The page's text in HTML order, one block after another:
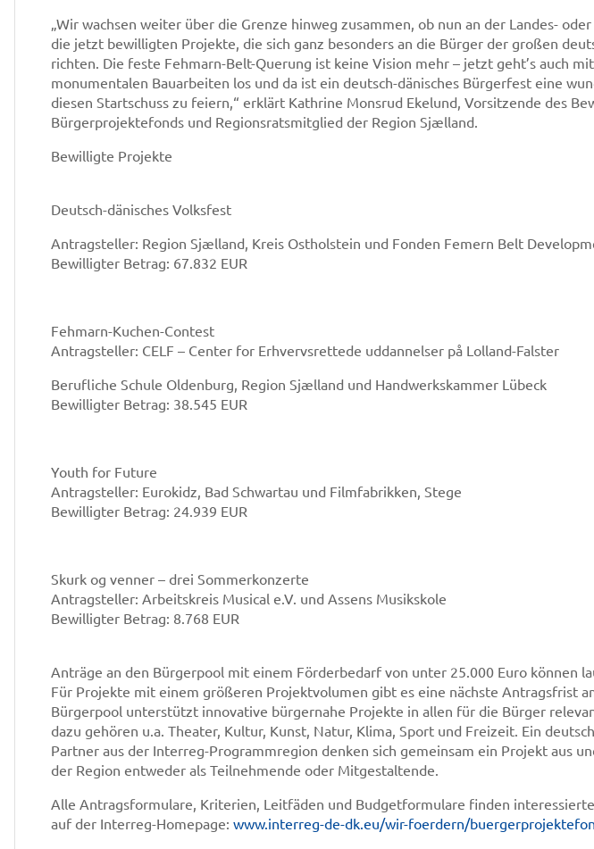
„Wir wachsen weiter über die Grenze hinweg zusammen, ob nun an der Landes-
die jetzt bewilligten Projekte, die sich ganz besonders an die Bürger der großen
richten. Die feste Fehmarn-Belt-Querung ist keine Vision mehr – jetzt geht’s auch
monumentalen Bauarbeiten los und da ist ein deutsch-dänisches Bürgerfest eine
diesen Startschuss zu feiern,“ erklärt Kathrine Monsrud Ekelund, Vorsitzende des
Bürgerprojektefonds und Regionsratsmitglied der Region Sjælland.
Bewilligte Projekte
Deutsch-dänisches Volksfest
Antragsteller: Region Sjælland, Kreis Ostholstein und Fonden Femern Belt
Bewilligter Betrag: 67.832 EUR
Fehmarn-Kuchen-Contest
Antragsteller: CELF – Center for Erhvervsrettede uddannelser på Lolland-Falster
Berufliche Schule Oldenburg, Region Sjælland und Handwerkskammer Lübeck
Bewilligter Betrag: 38.545 EUR
Youth for Future
Antragsteller: Eurokidz, Bad Schwartau und Filmfabrikken, Stege
Bewilligter Betrag: 24.939 EUR
Skurk og venner – drei Sommerkonzerte
Antragsteller: Arbeitskreis Musical e.V. und Assens Musikskole
Bewilligter Betrag: 8.768 EUR
Anträge an den Bürgerpool mit einem Förderbedarf von unter 25.000 Euro können
Für Projekte mit einem größeren Projektvolumen gibt es eine nächste Antragsfrist
Bürgerpool unterstützt innovative bürgernahe Projekte in allen für die Bürger
dazu gehören u.a. Theater, Kultur, Kunst, Natur, Klima, Sport und Freizeit. Ein
Partner aus der Interreg-Programmregion denken sich gemeinsam ein Projekt aus
der Region entweder als Teilnehmende oder Mitgestaltende.
Alle Antragsformulare, Kriterien, Leitfäden und Budgetformulare finden
auf der Interreg-Homepage: www.interreg-de-dk.eu/wir-foerdern/